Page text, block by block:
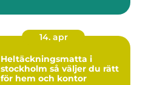
14. apr
Heltäckningsmatta i
stockholm så väljer du rätt
för hem och kontor